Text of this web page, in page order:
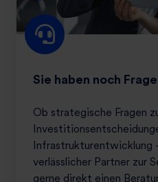
n
Sie haben noch
Ob strategische Fragen
Infrastrukturentwicklung
verlässlicher Partner zur
gerne direkt einen